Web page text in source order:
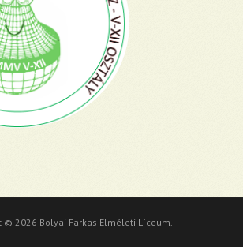
© 2026 Bolyai Farkas Elméleti Líceum.